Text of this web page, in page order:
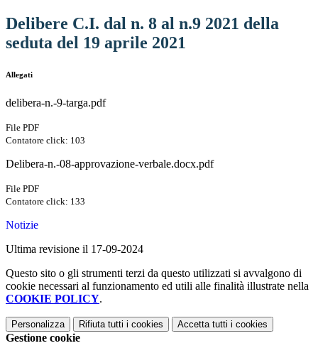
Delibere C.I. dal n. 8 al n.9 2021 della
seduta del 19 aprile 2021
Allegati
delibera-n.-9-targa.pdf
File PDF
Contatore click: 103
Delibera-n.-08-approvazione-verbale.docx.pdf
File PDF
Contatore click: 133
Notizie
Ultima revisione il 17-09-2024
Questo sito o gli strumenti terzi da questo utilizzati si avvalgono di
cookie necessari al funzionamento ed utili alle finalità illustrate nella
COOKIE POLICY.
Personalizza Rifiuta tutti i cookies Accetta tutti i cookies
Gestione cookie